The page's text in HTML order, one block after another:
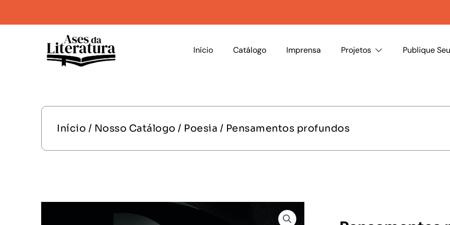
Início Catálogo Imprensa Projetos Publique
Início / Nosso Catálogo / Poesia / Pensamentos profundos